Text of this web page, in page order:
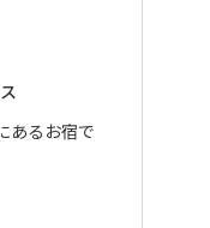
あるお宿で
で、滝尻